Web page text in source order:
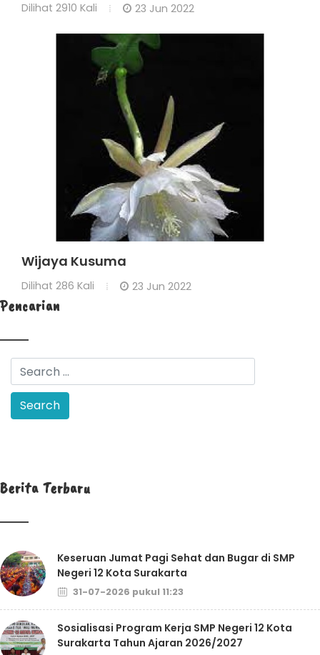
Dilihat 2910 Kali 23 Jun 2022
Wijaya Kusuma
Dilihat 286 Kali 23 Jun 2022
Pencarian
Berita Terbaru
Keseruan Jumat Pagi Sehat dan Bugar di SMP
Negeri 12 Kota Surakarta
31-07-2026 pukul 11:23
Sosialisasi Program Kerja SMP Negeri 12 Kota
Surakarta Tahun Ajaran 2026/2027